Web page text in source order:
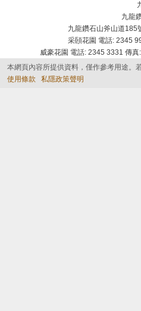
九龍
九龍鑽石山斧山道
采頣花園 電話: 2345
威豪花園 電話: 2345 3331 傳
本網頁內容所提供資料，僅作參考用途。
使用條款
私隱政策聲明